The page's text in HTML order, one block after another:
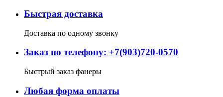
Быстрая доставка
Доставка по одному звонку
Заказ по телефону: +7(903)720-0570
Быстрый заказ фанеры
Любая форма оплаты